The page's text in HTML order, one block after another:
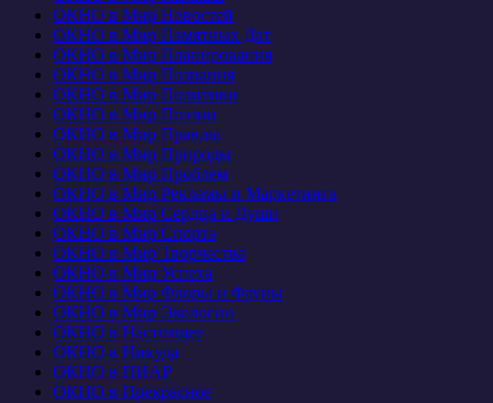
ОКНО в Мир Новостей
ОКНО в Мир Памятных Дат
ОКНО в Мир Планирования
ОКНО в Мир Познания
ОКНО в Мир Политики
ОКНО в Мир Поэзии
ОКНО в Мир Правды
ОКНО в Мир Природы
ОКНО в Мир Проблем
ОКНО в Мир Рекламы и Маркетинга
ОКНО в Мир Сердца и Души
ОКНО в Мир Спорта
ОКНО в Мир Творчества
ОКНО в Мир Успеха
ОКНО в Мир Флоры и Фауны
ОКНО в Мир Экологии
ОКНО в Настоящее
ОКНО в Никуда
ОКНО в ПИАР
ОКНО в Прекрасное